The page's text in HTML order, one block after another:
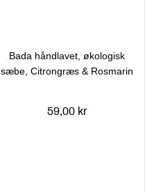
Bada håndlavet, økologisk
sæbe, Citrongræs & Rosmarin
59,00 kr